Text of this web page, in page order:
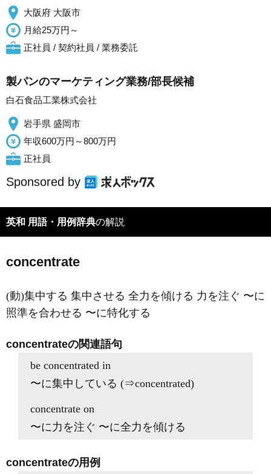
大阪府 大阪市
月給25万円～
正社員 / 契約社員 / 業務委託
製パンのマーケティング業務/部長候補
白石食品工業株式会社
岩手県 盛岡市
年収600万円～800万円
正社員
Sponsored by
英和 用語・用例辞典の解説
concentrate
(動)集中する 集中させる 全力を傾ける 力を注ぐ 〜に
照準を合わせる 〜に特化する
concentrateの関連語句
be concentrated in
〜に集中している (⇒concentrated)
concentrate on
〜に力を注ぐ 〜に全力を傾ける
concentrateの用例